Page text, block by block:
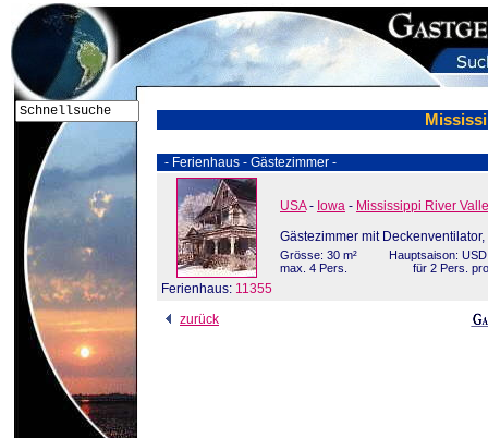
- Ferienhaus - Gästezimmer -
Ferienhaus: 11355
USA- Iowa - Mississippi River
Gästezimmer mit
Grösse: 30 m²
max. 4 Pers.
Hauptsaison:
für 2 Pers.
zurück